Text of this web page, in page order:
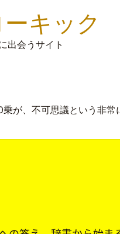
キック
出会うサイト
が、不可思議という非常